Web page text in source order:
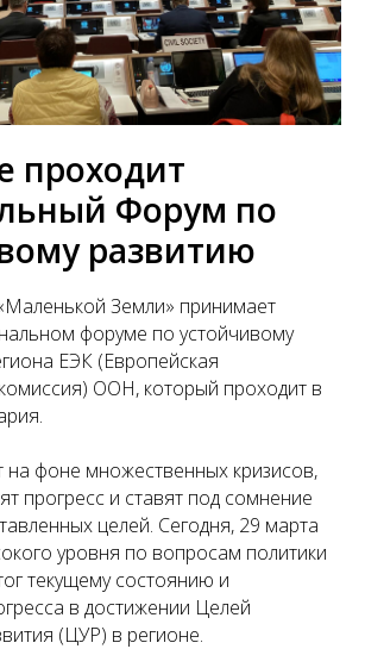
проходит
Форум по
развитию
Земли» принимает
форуме по устойчивому
ЕЭК (Европейская
ООН, который проходит в
фоне множественных кризисов,
прогресс и ставят под сомнение
целей. Сегодня, 29 марта
уровня по вопросам политики
текущему состоянию и
в достижении Целей
(ЦУР) в регионе.